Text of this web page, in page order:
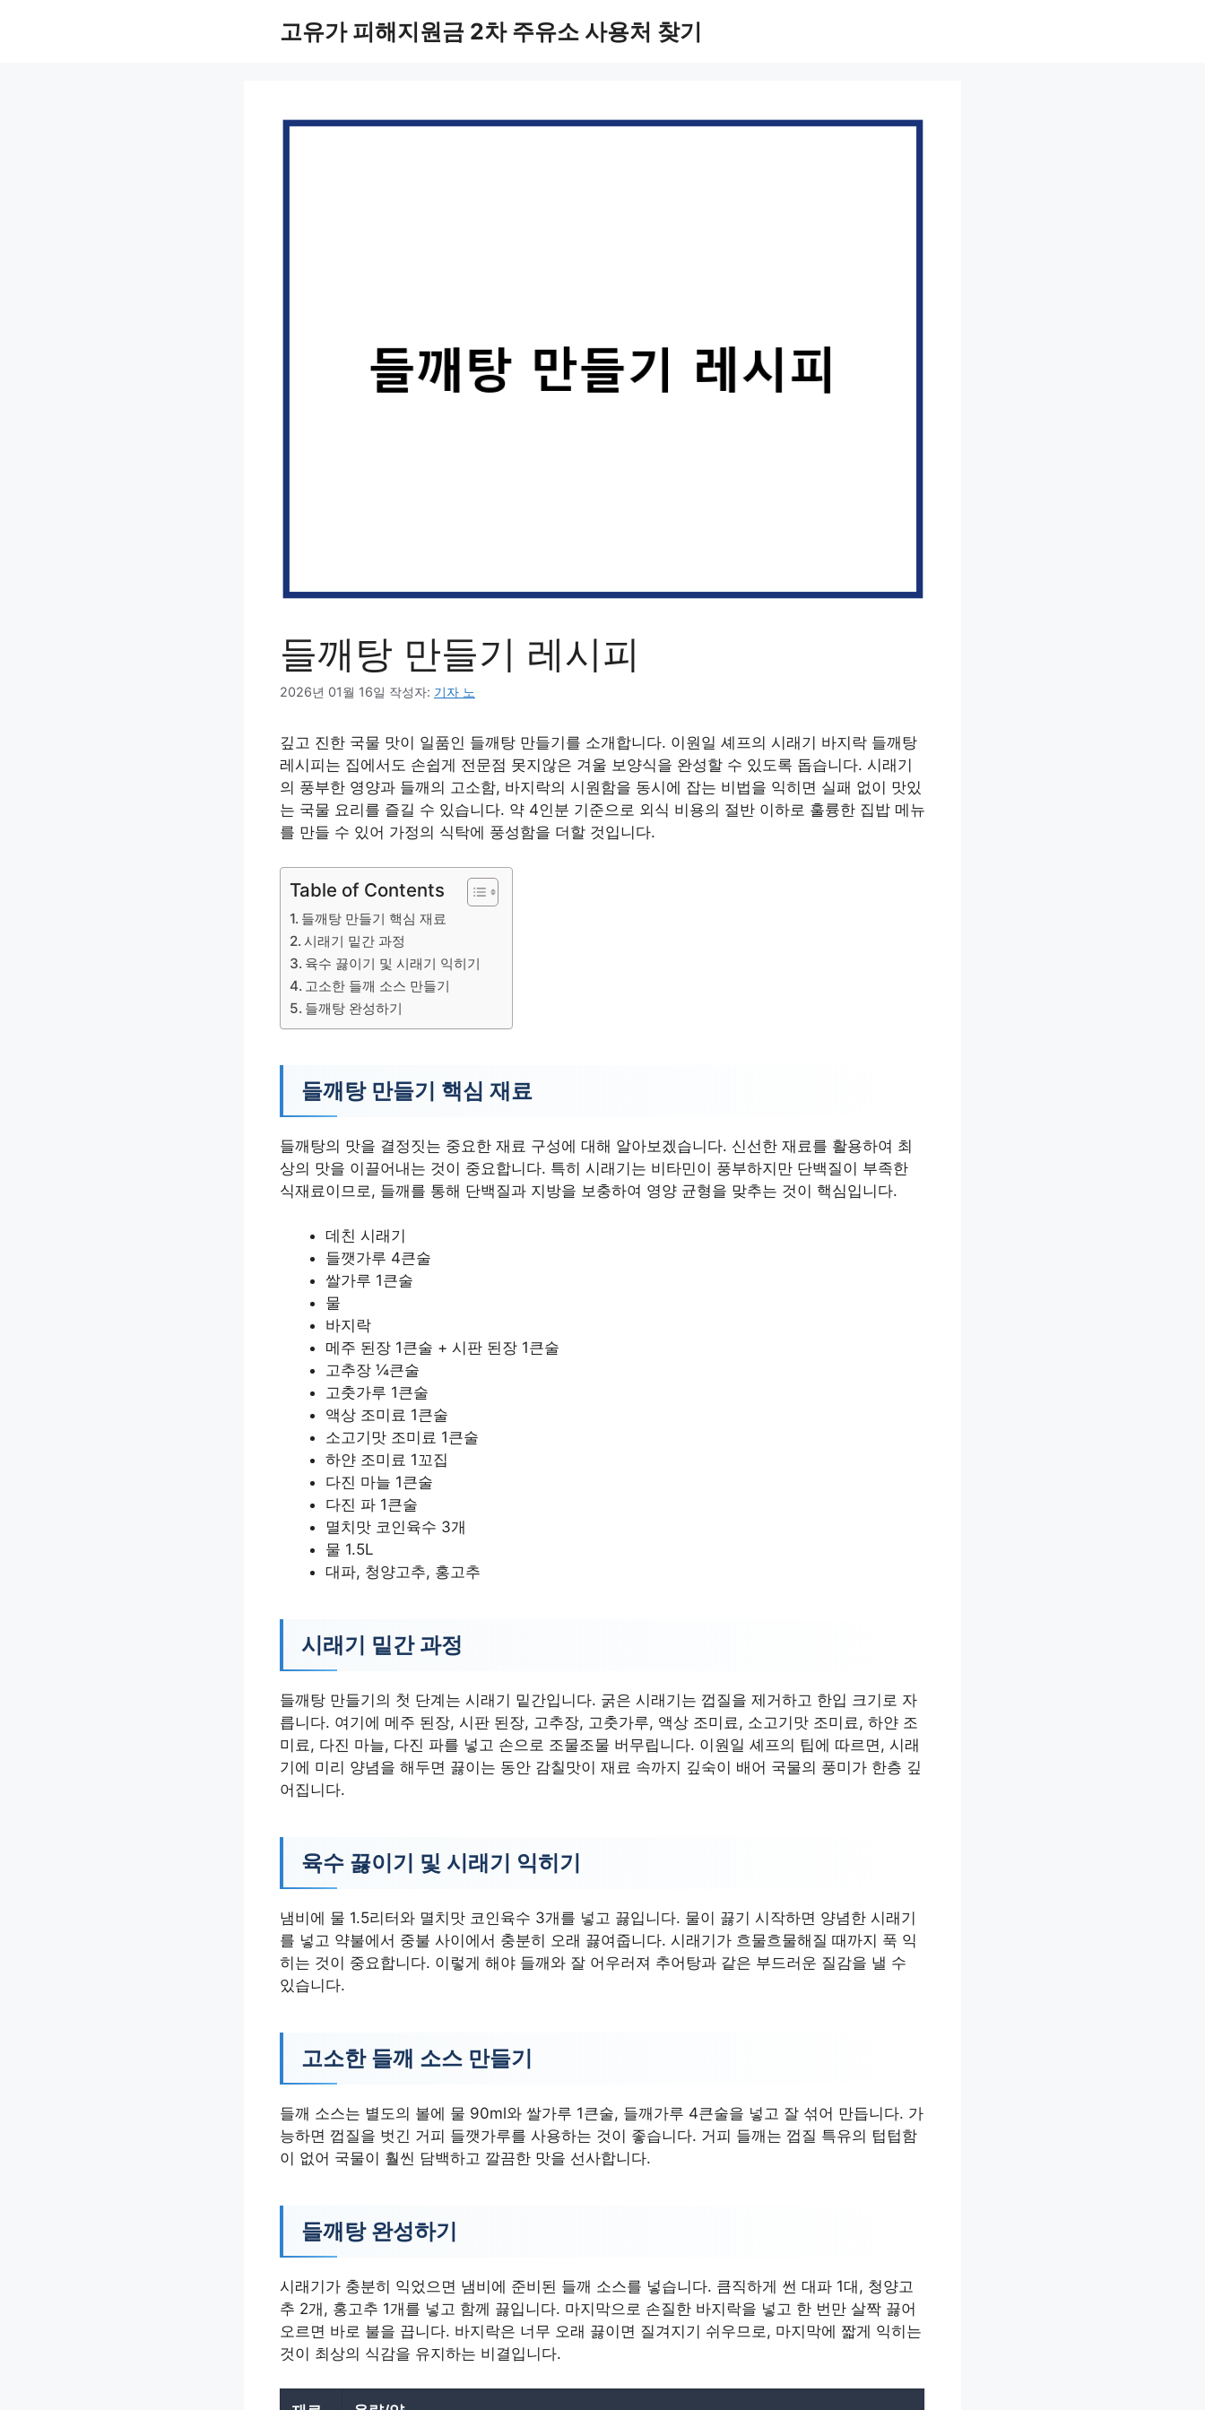
고유가 피해지원금 2차 주유소 사용처 찾기
들깨탕 만들기 레시피
2026년 01월 16일 작성자: 기자 노
깊고 진한 국물 맛이 일품인 들깨탕 만들기를 소개합니다. 이원일 셰프의 시래기 바지락 들깨탕
레시피는 집에서도 손쉽게 전문점 못지않은 겨울 보양식을 완성할 수 있도록 돕습니다. 시래기
의 풍부한 영양과 들깨의 고소함, 바지락의 시원함을 동시에 잡는 비법을 익히면 실패 없이 맛있
는 국물 요리를 즐길 수 있습니다. 약 4인분 기준으로 외식 비용의 절반 이하로 훌륭한 집밥 메뉴
를 만들 수 있어 가정의 식탁에 풍성함을 더할 것입니다.
Table of Contents
들깨탕 만들기 핵심 재료
시래기 밑간 과정
육수 끓이기 및 시래기 익히기
고소한 들깨 소스 만들기
들깨탕 완성하기
들깨탕 만들기 핵심 재료
들깨탕의 맛을 결정짓는 중요한 재료 구성에 대해 알아보겠습니다. 신선한 재료를 활용하여 최
상의 맛을 이끌어내는 것이 중요합니다. 특히 시래기는 비타민이 풍부하지만 단백질이 부족한
식재료이므로, 들깨를 통해 단백질과 지방을 보충하여 영양 균형을 맞추는 것이 핵심입니다.
데친 시래기
들깻가루 4큰술
쌀가루 1큰술
물
바지락
메주 된장 1큰술 + 시판 된장 1큰술
고추장 ¼큰술
고춧가루 1큰술
액상 조미료 1큰술
소고기맛 조미료 1큰술
하얀 조미료 1꼬집
다진 마늘 1큰술
다진 파 1큰술
멸치맛 코인육수 3개
물 1.5L
대파, 청양고추, 홍고추
시래기 밑간 과정
들깨탕 만들기의 첫 단계는 시래기 밑간입니다. 굵은 시래기는 껍질을 제거하고 한입 크기로 자
릅니다. 여기에 메주 된장, 시판 된장, 고추장, 고춧가루, 액상 조미료, 소고기맛 조미료, 하얀 조
미료, 다진 마늘, 다진 파를 넣고 손으로 조물조물 버무립니다. 이원일 셰프의 팁에 따르면, 시래
기에 미리 양념을 해두면 끓이는 동안 감칠맛이 재료 속까지 깊숙이 배어 국물의 풍미가 한층 깊
어집니다.
육수 끓이기 및 시래기 익히기
냄비에 물 1.5리터와 멸치맛 코인육수 3개를 넣고 끓입니다. 물이 끓기 시작하면 양념한 시래기
를 넣고 약불에서 중불 사이에서 충분히 오래 끓여줍니다. 시래기가 흐물흐물해질 때까지 푹 익
히는 것이 중요합니다. 이렇게 해야 들깨와 잘 어우러져 추어탕과 같은 부드러운 질감을 낼 수
있습니다.
고소한 들깨 소스 만들기
들깨 소스는 별도의 볼에 물 90ml와 쌀가루 1큰술, 들깨가루 4큰술을 넣고 잘 섞어 만듭니다. 가
능하면 껍질을 벗긴 거피 들깻가루를 사용하는 것이 좋습니다. 거피 들깨는 껍질 특유의 텁텁함
이 없어 국물이 훨씬 담백하고 깔끔한 맛을 선사합니다.
들깨탕 완성하기
시래기가 충분히 익었으면 냄비에 준비된 들깨 소스를 넣습니다. 큼직하게 썬 대파 1대, 청양고
추 2개, 홍고추 1개를 넣고 함께 끓입니다. 마지막으로 손질한 바지락을 넣고 한 번만 살짝 끓어
오르면 바로 불을 끕니다. 바지락은 너무 오래 끓이면 질겨지기 쉬우므로, 마지막에 짧게 익히는
것이 최상의 식감을 유지하는 비결입니다.